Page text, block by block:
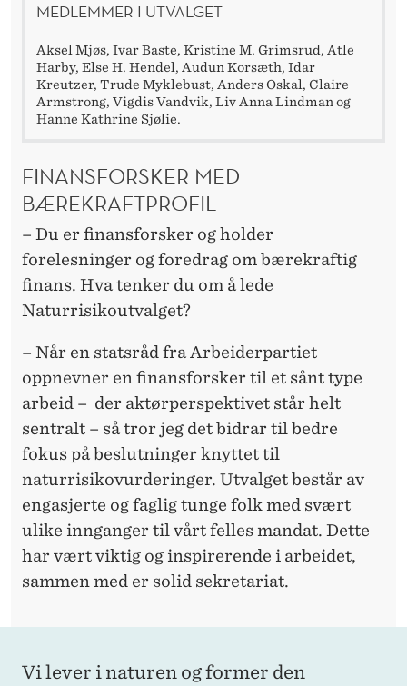
MEDLEMMER I UTVALGET
Aksel Mjøs, Ivar Baste, Kristine M. Grimsrud, Atle
Harby, Else H. Hendel, Audun Korsæth, Idar
Kreutzer, Trude Myklebust, Anders Oskal, Claire
Armstrong, Vigdis Vandvik, Liv Anna Lindman og
Hanne Kathrine Sjølie.
FINANSFORSKER MED
BÆREKRAFTPROFIL
– Du er finansforsker og holder
forelesninger og foredrag om bærekraftig
finans. Hva tenker du om å lede
Naturrisikoutvalget?
– Når en statsråd fra Arbeiderpartiet
oppnevner en finansforsker til et sånt type
arbeid – der aktørperspektivet står helt
sentralt – så tror jeg det bidrar til bedre
fokus på beslutninger knyttet til
naturrisikovurderinger. Utvalget består av
engasjerte og faglig tunge folk med svært
ulike innganger til vårt felles mandat. Dette
har vært viktig og inspirerende i arbeidet,
sammen med er solid sekretariat.
Vi lever i naturen og former den